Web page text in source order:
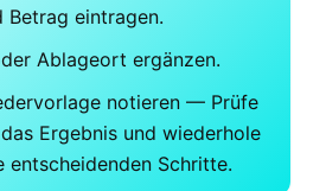
Betrag eintragen.
Ablageort ergänzen.
notieren — Prüfe
Ergebnis und wiederhole
entscheidenden Schritte.